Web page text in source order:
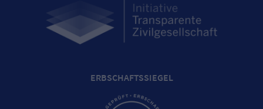
ERBSCHAFTSSIEGEL